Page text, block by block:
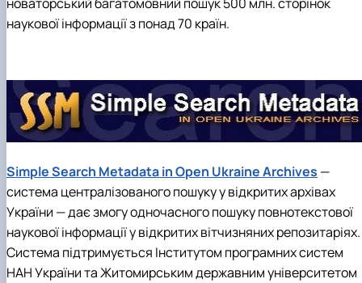
новаторський багатомовний пошук 500 млн. сторінок
наукової інформації з понад 70 країн.
Simple Search Metadata in Open Ukraine Archives —
система централізованого пошуку у відкритих архівах
України — дає змогу одночасного пошуку повнотекстової
наукової інформації у відкритих вітчизняних репозитаріях.
Система підтримується Інститутом програмних систем
НАН України та Житомирським державним університетом